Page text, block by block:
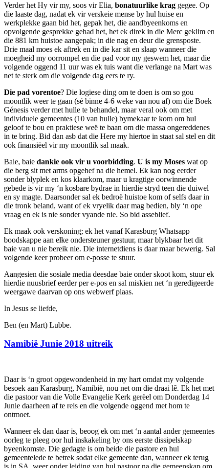
Verder het Hy vir my, soos vir Elia, bonatuurlike krag gegee. Op
die laaste dag, nadat ek vir verskeie mense by hul huise en
werkplekke gaan bid het, gepak het, die aandbyeenkoms en
opvolgende gesprekke gehad het, het ek direk in die Merc geklim en
die 881 km huistoe aangepak; in die nag en deur die grensposte.
Drie maal moes ek aftrek en in die kar sit en slaap wanneer die
moegheid my oorrompel en die pad voor my geswem het, maar die
volgende oggend 11 uur was ek tuis want die verlange na Mart was
net te sterk om die volgende dag eers te ry.
Die pad vorentoe? Die logiese ding om te doen is om so gou
moontlik weer te gaan (sé binne 4-6 weke van nou af) om die Boek
Génesis verder met hulle te behandel, maar veral ook om met
individuele gemeentes (10 van hulle) bymekaar te kom om hul
geloof te bou en praktiese weë te baan om die massa ongereddenes
in te bring. Bid dan asb dat die Here my hiertoe in staat sal stel en dit
ook finansiëel vir my moontlik sal maak.
Baie, baie dankie ook vir u voorbidding. U is my Moses wat op
die berg sit met arms opgehef na die hemel. Ek kan nog eerder
sonder blyplek en kos klaarkom, maar u kragtige oorwinnende
gebede is vir my ‘n kosbare bydrae in hierdie stryd teen die duiwel
en sy magte. Daarsonder sal ek bedroë huistoe kom of selfs daar in
die tronk beland, want of ek vryelik daar mag bedien, bly ‘n ope
vraag en ek is nie sonder vyande nie. So bid asseblief.
Ek maak ook verskoning; ek het vanaf Karasburg Whatsapp
boodskappe aan elke ondersteuner gestuur, maar blykbaar het dit
baie van u nie bereik nie. Die internetdiens is daar maar bewerig. Sal
volgende keer probeer om e-posse te stuur.
Aangesien die sosiale media deesdae baie onder skoot kom, stuur ek
hierdie nuusbrief eerder per e-pos en sal miskien net ‘n geredigeerde
weergawe daarvan op ons webwerf plaas.
In Jesus se liefde,
Ben (en Mart) Lubbe.
Namibië Junie 2018 uitreik
Daar is ‘n groot opgewondenheid in my hart omdat my volgende
besoek aan Karasburg, Namibië, nou net om die draai lê. Ek het met
die pastoor van die Volle Evangelie Kerk gerëel om Donderdag 14
Junie daarheen af te reis en die volgende oggend met hom te
ontmoet.
Wanneer ek dan daar is, beoog ek om met ‘n aantal ander gemeentes
oorleg te pleeg oor hul inskakeling by ons eerste dissipelskap
byeenkomste. Die gedagte is om beide die pastore en hul
gemeentelede te betrek sodat elke gemeente dan, wanneer ek terug
is in SA, weer onder leiding van hul pastoor na die gemeenskap om